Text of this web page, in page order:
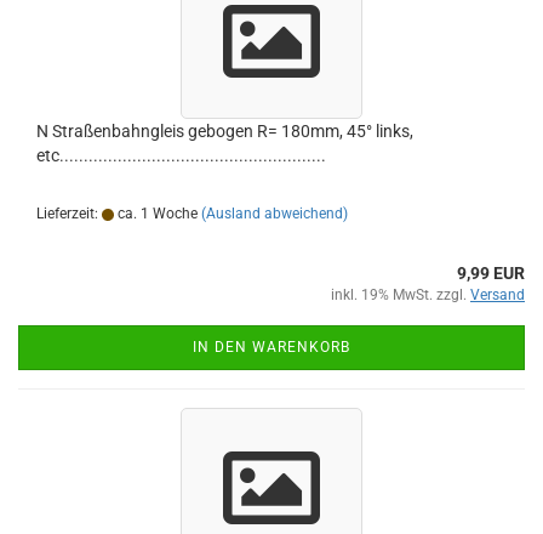
N Straßenbahngleis gebogen R= 180mm, 45° links,
etc.......................................................
Lieferzeit: ca. 1 Woche (Ausland abweichend)
9,99 EUR
inkl. 19% MwSt. zzgl. Versand
IN DEN WARENKORB